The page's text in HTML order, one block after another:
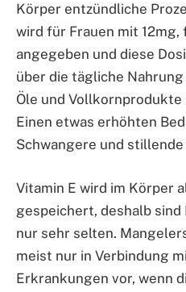
Körper entzündliche
wird für Frauen mit 12mg,
angegeben und diese
über die tägliche
Öle und Vollkornprodukte
Einen etwas erhöhten
Schwangere und stillende
Vitamin E wird im Körper
gespeichert, deshalb
nur sehr selten.
meist nur in Verbindung
Erkrankungen vor, wenn